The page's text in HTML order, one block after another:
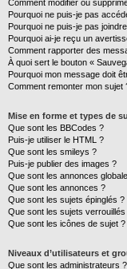
Comment modifier ou
Pourquoi ne puis-je pas
Pourquoi ne puis-je pas
Pourquoi ai-je reçu un
Comment rapporter des
À quoi sert le bouton «
Pourquoi mon message doit
Comment remonter mon sujet
Mise en forme et types de
Que sont les BBCodes ?
Puis-je utiliser le HTML ?
Que sont les smileys ?
Puis-je publier des images ?
Que sont les annonces
Que sont les annonces ?
Que sont les sujets épinglés ?
Que sont les sujets verrouillés
Que sont les icônes de sujet ?
Niveaux d’utilisateurs et
Que sont les administrateurs ?